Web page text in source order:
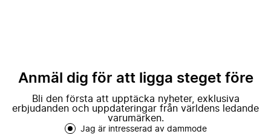
Anmäl dig för att ligga steget före
Bli den första att upptäcka nyheter, exklusiva
erbjudanden och uppdateringar från världens ledande
varumärken.
Jag är intresserad av dammode